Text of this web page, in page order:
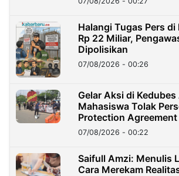
Halangi Tugas Pers di
Rp 22 Miliar,
Dipolisikan
07/08/2026 - 00:26
Gelar Aksi di Kedubes
Mahasiswa Tolak
Protection Agreement
Kedaulatan Negara
07/08/2026 - 00:22
Saifull Amzi: Menulis
Cara Merekam